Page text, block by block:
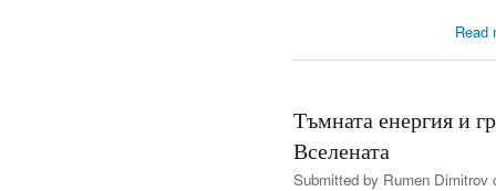
Read
Тъмната енергия и
Вселената
Submitted by Rumen Dimitrov